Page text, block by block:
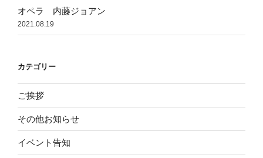
オペラ 内藤ジョアン
2021.08.19
カテゴリー
ご挨拶
その他お知らせ
イベント告知